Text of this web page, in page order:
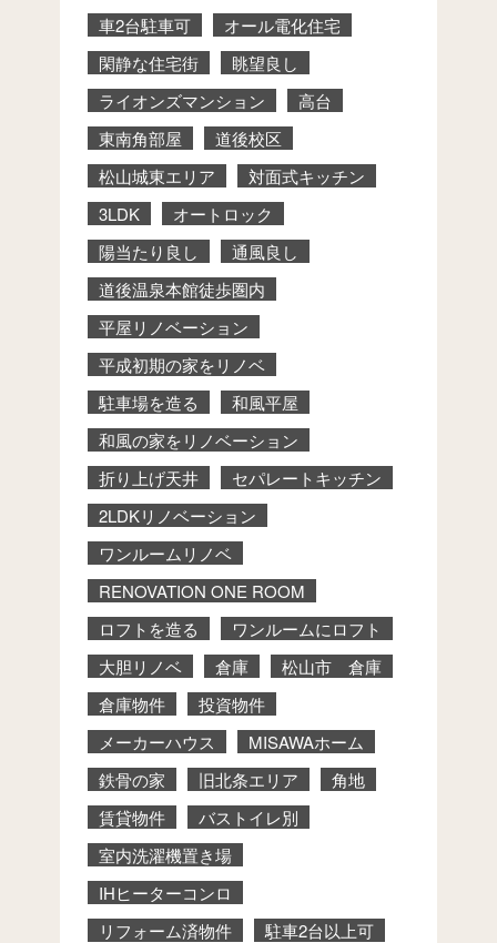
車2台駐車可
オール電化住宅
閑静な住宅街
眺望良し
ライオンズマンション
高台
東南角部屋
道後校区
松山城東エリア
対面式キッチン
3LDK
オートロック
陽当たり良し
通風良し
道後温泉本館徒歩圏内
平屋リノベーション
平成初期の家をリノベ
駐車場を造る
和風平屋
和風の家をリノベーション
折り上げ天井
セパレートキッチン
2LDKリノベーション
ワンルームリノベ
RENOVATION ONE ROOM
ロフトを造る
ワンルームにロフト
大胆リノベ
倉庫
松山市 倉庫
倉庫物件
投資物件
メーカーハウス
MISAWAホーム
鉄骨の家
旧北条エリア
角地
賃貸物件
バストイレ別
室内洗濯機置き場
IHヒーターコンロ
リフォーム済物件
駐車2台以上可